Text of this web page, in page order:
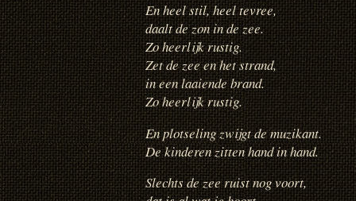
En heel stil, heel tevree,
daalt de zon in de zee.
Zo heerlijk rustig.
Zet de zee en het strand,
in een laaiende brand.
Zo heerlijk rustig.
En plotseling zwijgt de muzikant.
De kinderen zitten hand in hand.
Slechts de zee ruist nog voort,